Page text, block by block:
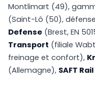
Montlimart (49),
(Saint-Lô (50),
Defense (Brest, EN
Transport (filiale
freinage et confort),
(Allemagne), SAFT Rail